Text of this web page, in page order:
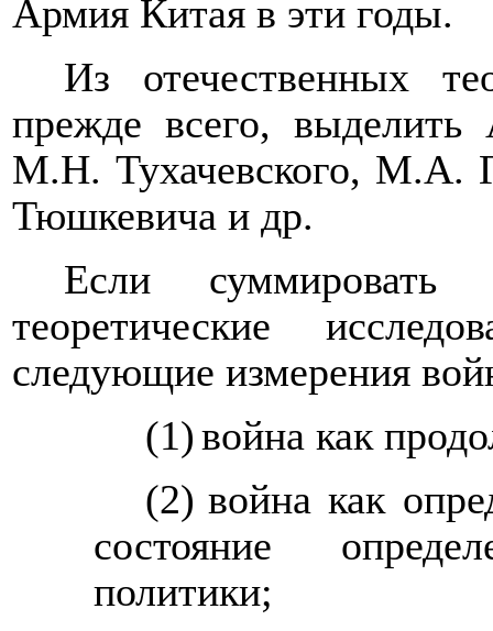
Армия Китая в эти годы.
Из отечественных
прежде всего,
М.Н. Тухачевского, М.А.
Тюшкевича и др.
Если суммировать
теоретические
следующие измерения
(1)война как
(2) война как
состояние
политики;